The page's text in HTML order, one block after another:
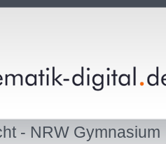
- NRW Gymnasium